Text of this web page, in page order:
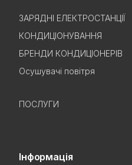
ЗАРЯДНІ ЕЛЕКТРОСТАНЦІЇ
КОНДИЦІОНУВАННЯ
БРЕНДИ КОНДИЦІОНЕРІВ
Осушувачі повітря
ПОСЛУГИ
Інформація